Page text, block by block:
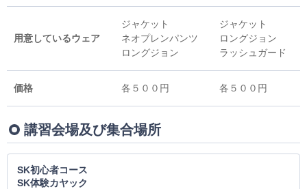
用意しているウェア
ジャケット
ネオプレンパンツ
ロングジョン
ジャケット
ロングジョン
ラッシュガード
価格 各５００円 各５００円
講習会場及び集合場所
SK初心者コース
SK体験カヤック